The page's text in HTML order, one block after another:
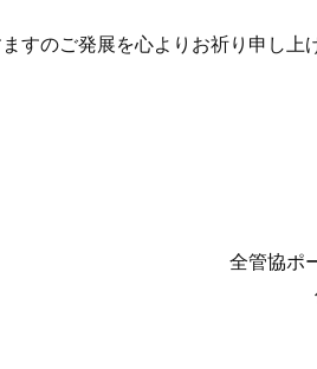
すのご発展を心よりお祈り申し上
全管協ポ